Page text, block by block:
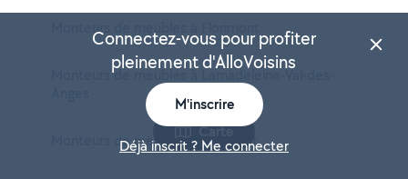
Monteurs de meubles à Florimont
Monteurs de meubles à Lamadeleine-Val-des-
Monteurs de meubles à Vellescot
Carte
Connectez-vous pour profiter
pleinement d'AlloVoisins
M'inscrire
Déjà inscrit ? Me connecter